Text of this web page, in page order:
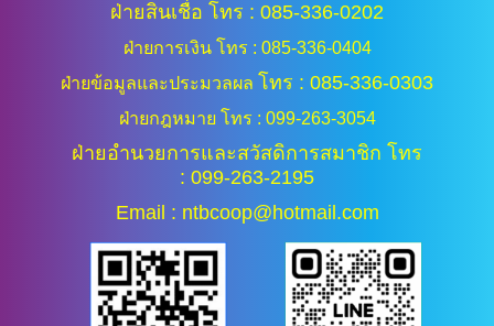
ฝ่ายสินเชื่อ โทร : 085-336-0202
ฝ่ายการเงิน โทร : 085-336-0404
ฝ่ายข้อมูลและประมวลผล โทร : 085-336-0303
ฝ่ายกฎหมาย โทร : 099-263-3054
ฝ่ายอำนวยการและสวัสดิการสมาชิก โทร
: 099-263-2195
Email : ntbcoop@hotmail.com